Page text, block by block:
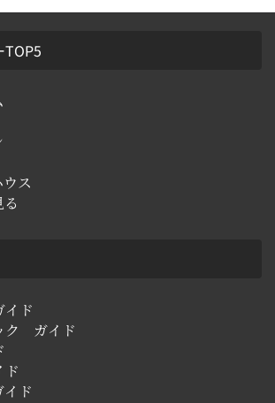
TOP5
ス
ド
ク ガイド
ド